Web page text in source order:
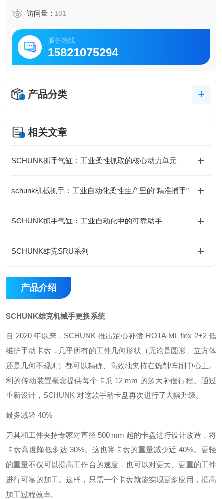
访问量： 181
服务热线
15821075294
产品分类
相关文章
SCHUNK抓手气缸：工业柔性抓取的核心动力单元
schunk机械抓手：工业自动化柔性生产里的“精准捕手”
SCHUNK抓手气缸：工业自动化中的可靠助手
SCHUNK雄克SRU系列
产品介绍
SCHUNK雄克机械手更换系统
自 2020 年以来，SCHUNK 推出定心补偿 ROTA-ML flex 2+2 低
维护手动卡盘，几乎所有的工件几何形状（无论是圆形、立方体
还是几何不规则）都可以精确、高效地夹持在铣削/车削中心上。
利的传动装置概念提供每个卡爪 12 mm 的超大补偿行程。通过
重新设计，SCHUNK 对这款手动卡盘再次进行了大幅升级。
最多减轻 40%
刀具和工件夹持专家对直径 500 mm 起的卡盘进行设计改造，将
卡盘高度降低多达 30%。这也将卡盘的重量减少近 40%。更轻
的重量不仅可以提高工作台的速度，也可以对更大、更重的工件
进行可靠的加工。这样，只需一个卡盘就能实现更多应用，提高
加工过程效率。